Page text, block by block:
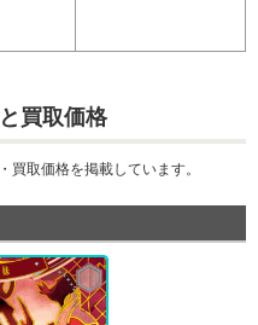
買取価格
買取価格を掲載しています。